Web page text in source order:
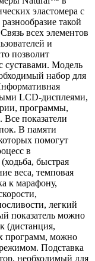
эластомера с
такой
всех элементов
и
позволит
суставами. Модель
набор для
LCD-дисплеями,
программы,
Все показатели
В памяти
помогут
в
быстрая
веса, темповая
к марафону,
легкий
показатель можно
(дистанция,
программ, можно
Подставка
необходимый для